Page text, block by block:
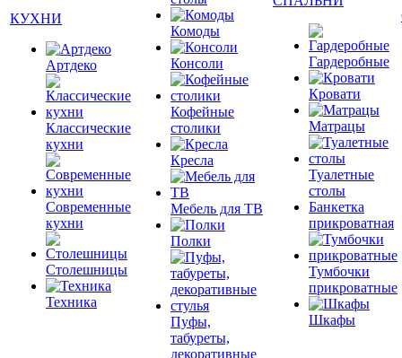
КУХНИ
Артдеко
Классические
кухни
Современные
кухни
Столешницы
Техника
Комоды
Консоли
Кофейные
столики
Кресла
Мебель для ТВ
Полки
Пуфы,
табуреты,
декоративные
Гардеробные
Кровати
Матрацы
Туалетные
столы
Банкетка
прикроватная
Тумбочки
прикроватные
Шкафы